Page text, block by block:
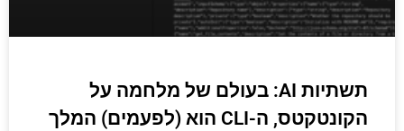
תשתיות AI: בעולם של מלחמה על
הקונטקטס, ה-CLI הוא (לפעמים) המלך